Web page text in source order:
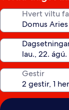
Hvert viltu
Gestir